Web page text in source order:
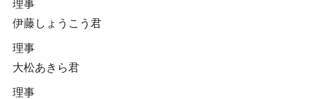
理事
伊藤しょうこう君
理事
大松あきら君
理事